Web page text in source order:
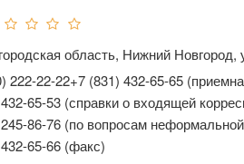
область, Нижний Новгород,
222-22-22+7 (831) 432-65-65
65-53 (справки о входящей
86-76 (по вопросам
65-66 (факс)